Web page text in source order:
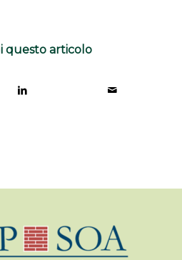
questo articolo